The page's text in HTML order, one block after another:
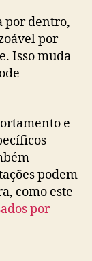
por dentro,
por
Isso muda
e
podem
como este
por